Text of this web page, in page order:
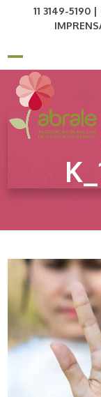
11 3149-5190
Open
mobile
menu
Close
mobile
menu